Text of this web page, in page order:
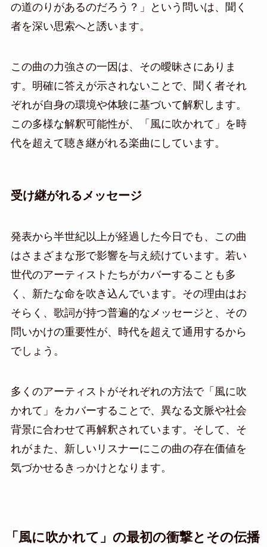
の道のりがあるのだろう？」という問いは、聞く
者を深い思索へと誘います。
この曲の力強さの一因は、その曖昧さにありま
す。明確に答えが示されないことで、聞く者それ
ぞれが自身の環境や体験に基づいて解釈します。
この多様な解釈可能性が、「風に吹かれて」を時
代を超えて聴き継がれる楽曲にしています。
受け継がれるメッセージ
発表から半世紀以上が経過した今日でも、この曲
はさまざまな形で影響を与え続けています。若い
世代のアーティストたちがカバーすることも多
く、新たな命を吹き込んでいます。その理由はお
そらく、歌詞が持つ普遍的なメッセージと、その
問いかけの重要性が、時代を超えて通用するから
でしょう。
多くのアーティストがそれぞれの方法で「風に吹
かれて」をカバーすることで、異なる文脈や社会
背景に合わせて再解釈されています。そして、そ
れがまた、新しいリスナーにこの曲の存在価値を
気づかせるきっかけとなります。
「風に吹かれて」の最初の衝撃とその伝播